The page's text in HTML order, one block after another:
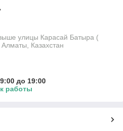
улицы Карасай Батыра (
Казахстан
до 19:00
работы